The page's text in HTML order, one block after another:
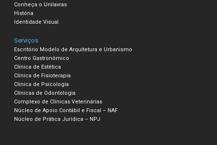
Conheça o Unilavras
História
Identidade Visual
Serviços
Escritório Modelo de Arquitetura e Urbanismo
Centro Gastronômico
Clínica de Estética
Clínica de Fisioterapia
Clínica de Psicologia
Clínicas de Odontologia
Complexo de Clínicas Veterinárias
Núcleo de Apoio Contábil e Fiscal – NAF
Núcleo de Prática Jurídica – NPJ